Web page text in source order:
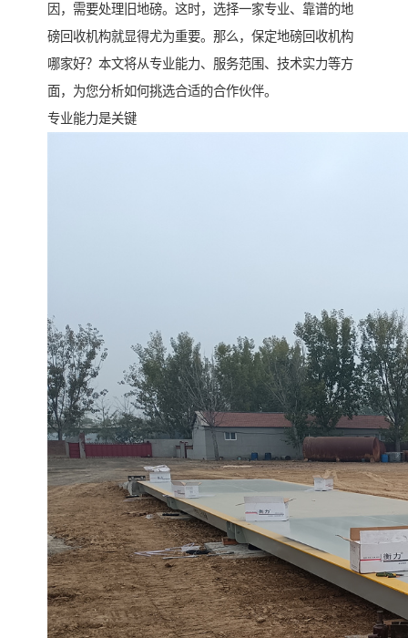
因，需要处理旧地磅。这时，选择一家专业、靠谱的地
磅回收机构就显得尤为重要。那么，保定地磅回收机构
哪家好？本文将从专业能力、服务范围、技术实力等方
面，为您分析如何挑选合适的合作伙伴。
专业能力是关键